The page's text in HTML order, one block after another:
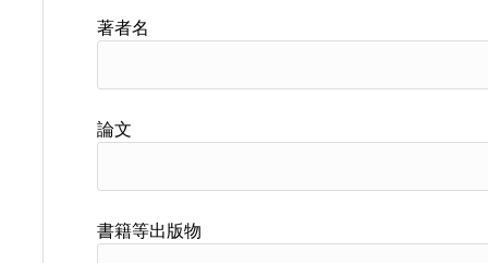
著者名
論文
書籍等出版物